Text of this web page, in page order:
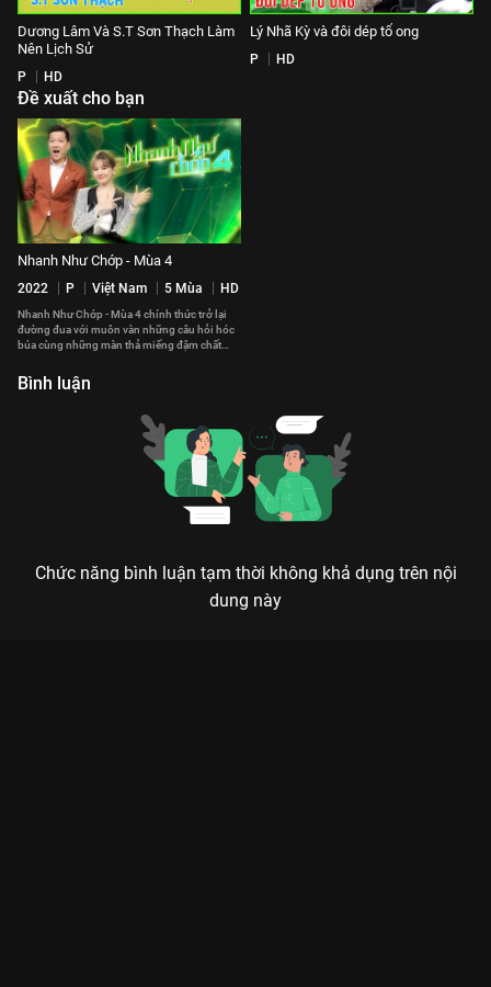
Dương Lâm Và S.T Sơn Thạch Làm
Nên Lịch Sử
P HD
Lý Nhã Kỳ và đôi dép tổ ong
P HD
Đề xuất cho bạn
Nhanh Như Chớp - Mùa 4
2022 P Việt Nam 5 Mùa HD
Nhanh Như Chớp - Mùa 4 chính thức trở lại
đường đua với muôn vàn những câu hỏi hóc
búa cùng những màn thả miếng đậm chất
Bình luận
Chức năng bình luận tạm thời không khả dụng trên nội
dung này